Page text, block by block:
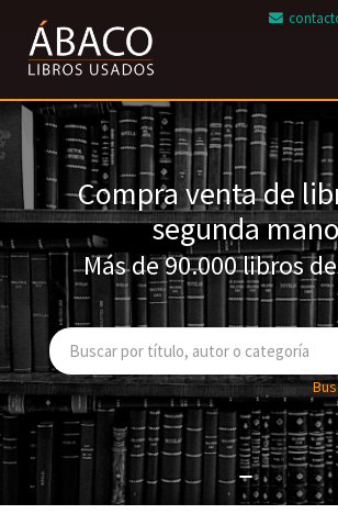
Compra venta de
segunda
Más de 90.000 libros